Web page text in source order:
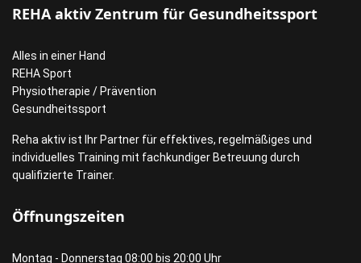
REHA aktiv Zentrum für Gesundheitssport
Alles in einer Hand
REHA Sport
Physiotherapie / Prävention
Gesundheitssport
Reha aktiv ist Ihr Partner für effektives, regelmäßiges und
individuelles Training mit fachkundiger Betreuung durch
qualifizierte Trainer.
Öffnungszeiten
Montag - Donnerstag 08:00 bis 20:00 Uhr